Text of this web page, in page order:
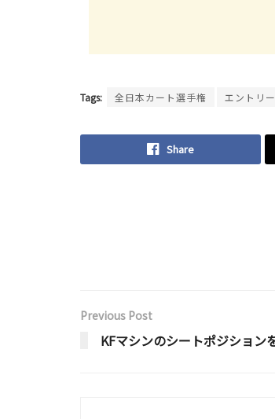
Tags: 全日本カート選手権 エントリ
Share
Previous Post
KFマシンのシートポジション